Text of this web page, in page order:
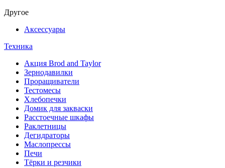
Другое
Аксессуары
Техника
Акция Brod and Taylor
Зернодавилки
Проращиватели
Тестомесы
Хлебопечки
Домик для закваски
Расстоечные шкафы
Раклетницы
Дегидраторы
Маслопрессы
Печи
Тёрки и резчики